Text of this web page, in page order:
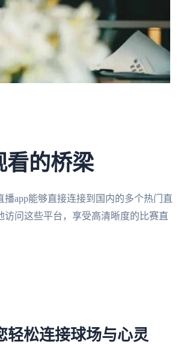
看的桥梁
app能够直接连接到国内的多个热门直
问这些平台，享受高清晰度的比赛直
轻松连接球场与心灵